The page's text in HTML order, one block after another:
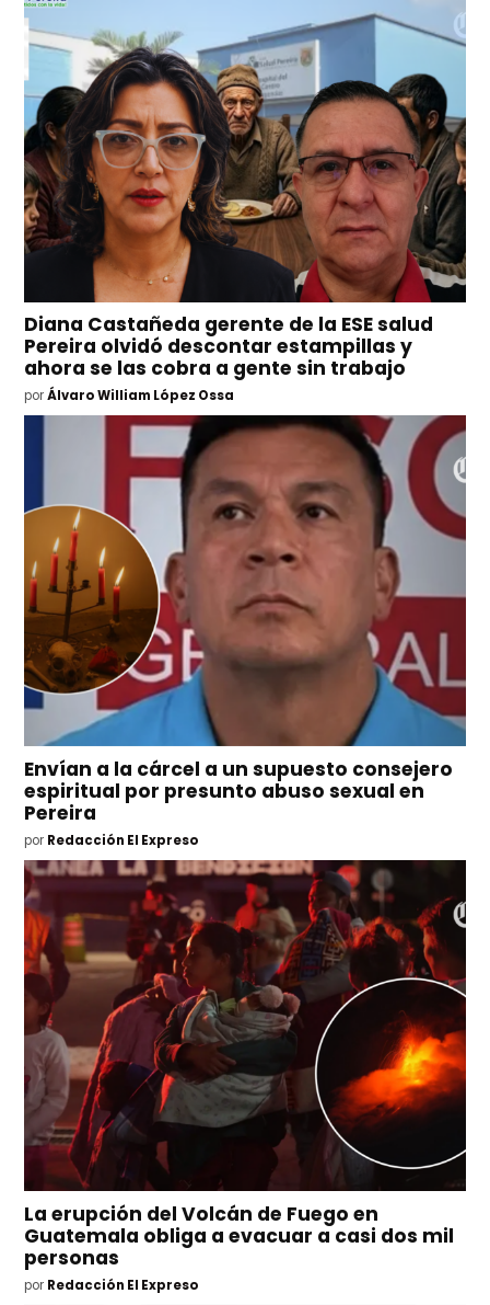
Diana Castañeda gerente de la ESE salud
Pereira olvidó descontar estampillas y
ahora se las cobra a gente sin trabajo
por Álvaro William López Ossa
Envían a la cárcel a un supuesto consejero
espiritual por presunto abuso sexual en
Pereira
por Redacción El Expreso
La erupción del Volcán de Fuego en
Guatemala obliga a evacuar a casi dos mil
personas
por Redacción El Expreso